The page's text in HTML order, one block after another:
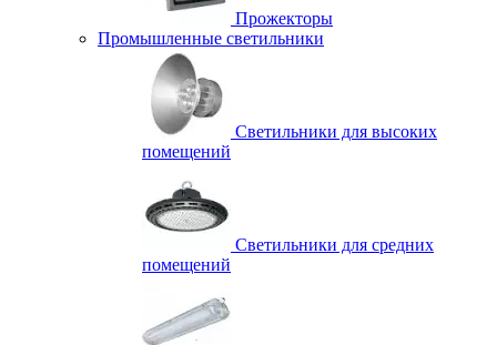
Прожекторы
Промышленные светильники
Светильники для высоких
помещений
Светильники для средних
помещений